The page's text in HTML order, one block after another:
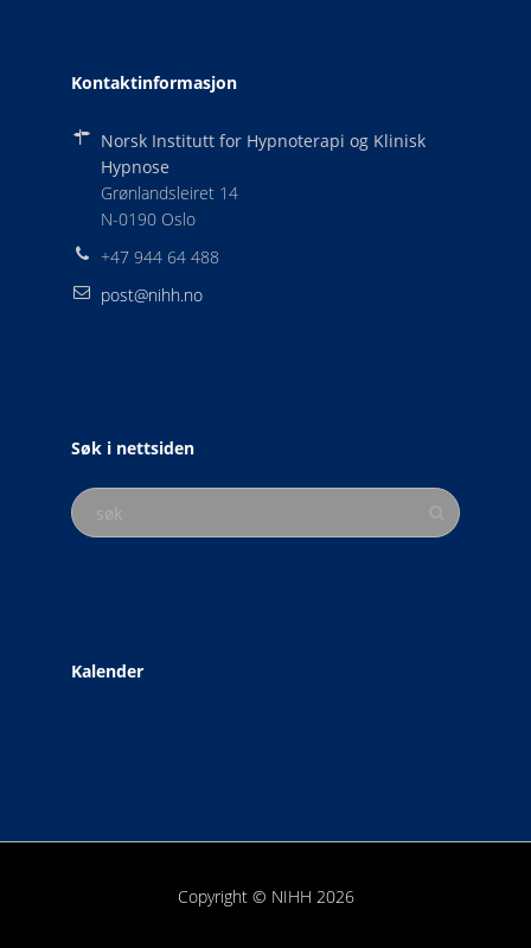
Kontaktinformasjon
Norsk Institutt for Hypnoterapi og Klinisk
Hypnose
Grønlandsleiret 14
N-0190 Oslo
+47 944 64 488
post@nihh.no
Søk i nettsiden
Kalender
Copyright © NIHH 2026